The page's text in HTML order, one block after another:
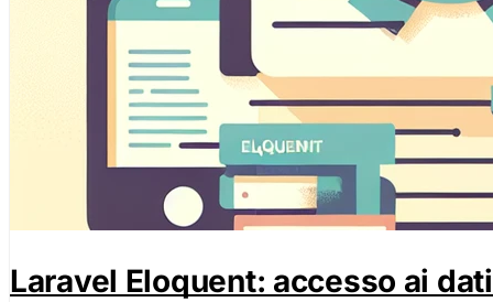
Laravel Eloquent: accesso ai